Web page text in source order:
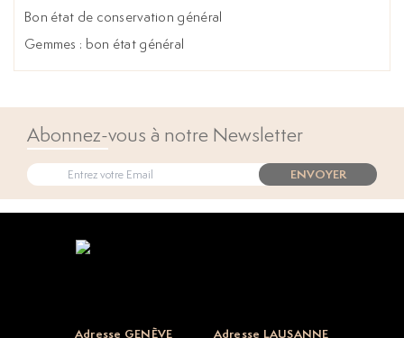
Bon état de conservation général
Gemmes : bon état général
Abonnez-vous à notre Newsletter
ENVOYER
Adresse GENÈVE Adresse LAUSANNE